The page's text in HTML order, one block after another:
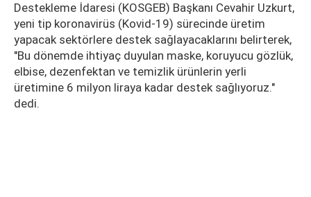
Destekleme İdaresi (KOSGEB) Başkanı Cevahir Uzkurt,
yeni tip koronavirüs (Kovid-19) sürecinde üretim
yapacak sektörlere destek sağlayacaklarını belirterek,
"Bu dönemde ihtiyaç duyulan maske, koruyucu gözlük,
elbise, dezenfektan ve temizlik ürünlerin yerli
üretimine 6 milyon liraya kadar destek sağlıyoruz."
dedi.